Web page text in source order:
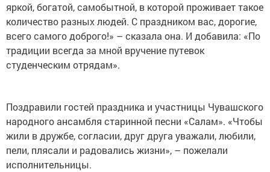
яркой, богатой, самобытной, в которой проживает такое
количество разных людей. С праздником вас, дорогие,
всего самого доброго!» – сказала она. И добавила: «По
традиции всегда за мной вручение путевок
студенческим отрядам».
Поздравили гостей праздника и участницы Чувашского
народного ансамбля старинной песни «Салам». «Чтобы
жили в дружбе, согласии, друг друга уважали, любили,
пели, плясали и радовались жизни», – пожелали
исполнительницы.